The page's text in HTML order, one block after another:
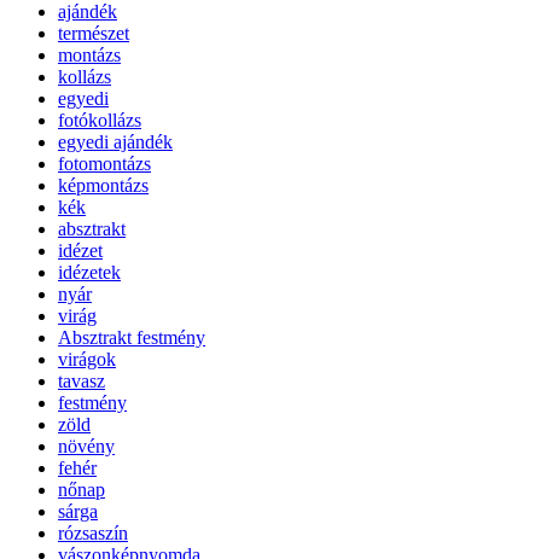
ajándék
természet
montázs
kollázs
egyedi
fotókollázs
egyedi ajándék
fotomontázs
képmontázs
kék
absztrakt
idézet
idézetek
nyár
virág
Absztrakt festmény
virágok
tavasz
festmény
zöld
növény
fehér
nőnap
sárga
rózsaszín